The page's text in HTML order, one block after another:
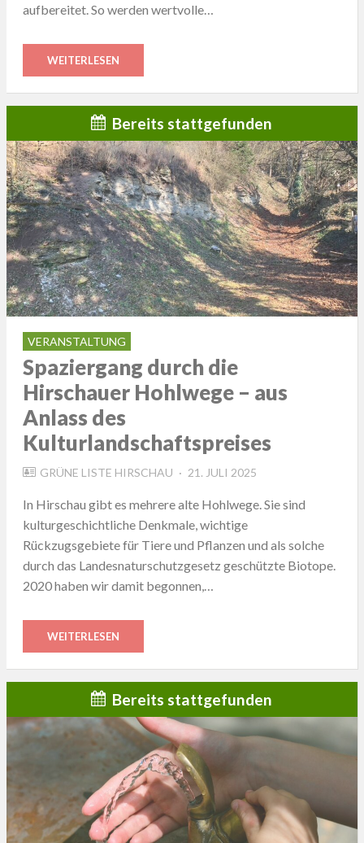
aufbereitet. So werden wertvolle…
WEITERLESEN
Bereits stattgefunden
VERANSTALTUNG
Spaziergang durch die
Hirschauer Hohlwege – aus
Anlass des
Kulturlandschaftspreises
GRÜNE LISTE HIRSCHAU
POSTED
21. JULI 2025
In Hirschau gibt es mehrere alte Hohlwege. Sie sind
kulturgeschichtliche Denkmale, wichtige
Rückzugsgebiete für Tiere und Pflanzen und als solche
durch das Landesnaturschutzgesetz geschützte Biotope.
2020 haben wir damit begonnen,…
WEITERLESEN
Bereits stattgefunden